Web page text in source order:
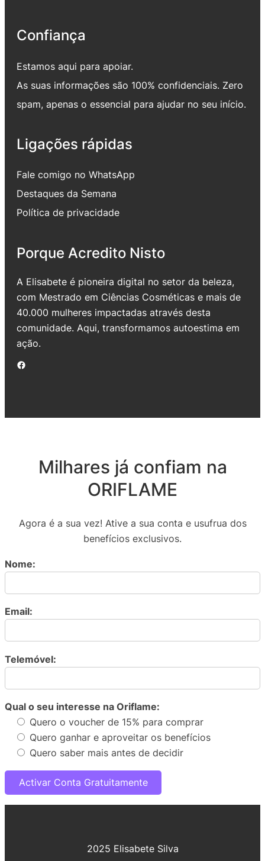
Confiança
Estamos aqui para apoiar.
As suas informações são 100% confidenciais. Zero
spam, apenas o essencial para ajudar no seu início.
Ligações rápidas
Fale comigo no WhatsApp
Destaques da Semana
Política de privacidade
Porque Acredito Nisto
A Elisabete é pioneira digital no setor da beleza,
com Mestrado em Ciências Cosméticas e mais de
40.000 mulheres impactadas através desta
comunidade. Aqui, transformamos autoestima em
ação.
Facebook
Milhares já confiam na
ORIFLAME
Agora é a sua vez! Ative a sua conta e usufrua dos
benefícios exclusivos.
Nome:
Email:
Telemóvel:
Qual o seu interesse na Oriflame:
Quero o voucher de 15% para comprar
Quero ganhar e aproveitar os benefícios
Quero saber mais antes de decidir
2025 Elisabete Silva